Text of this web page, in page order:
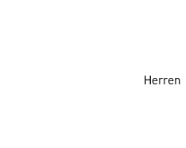
Herren